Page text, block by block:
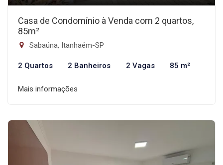
Casa de Condomínio à Venda com 2 quartos,
85m²
Sabaúna, Itanhaém-SP
2 Quartos 2 Banheiros 2 Vagas 85 m²
Mais informações